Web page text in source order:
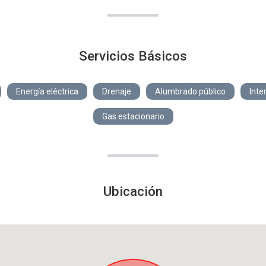
Servicios Básicos
Energía eléctrica Drenaje Alumbrado público
Gas estacionario
Ubicación